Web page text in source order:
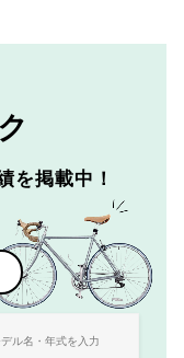
を掲載中！